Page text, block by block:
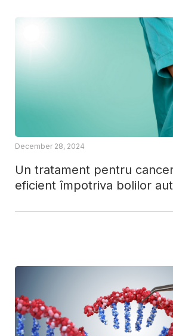
Un tratament pentru
eficient împotriva bolilor
December 28, 2024